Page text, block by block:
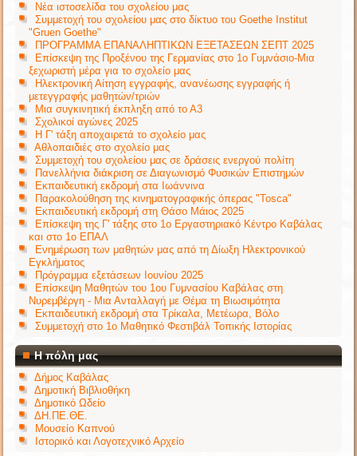
Νέα ιστοσελίδα του σχολείου μας
Συμμετοχή του σχολείου μας στο δίκτυο του Goethe Institut
"Gruen Goethe"
ΠΡΟΓΡΑΜΜΑ ΕΠΑΝΑΛΗΠΤΙΚΩΝ ΕΞΕΤΑΣΕΩΝ ΣΕΠΤ 2025
Επίσκεψη της Προξένου της Γερμανίας στο 1ο Γυμνάσιο-Μια
ξεχωριστή μέρα για το σχολείο μας
Ηλεκτρονική Αίτηση εγγραφής, ανανέωσης εγγραφής ή
μετεγγραφής μαθητών/τριών
Μια συγκινητική έκπληξη από το Α3
Σχολικοί αγώνες 2025
Η Γ' τάξη αποχαιρετά το σχολείο μας
Αθλοπαιδιές στο σχολείο μας
Συμμετοχή του σχολείου μας σε δράσεις ενεργού πολίτη
Πανελλήνια διάκριση σε Διαγωνισμό Φυσικών Επιστημών
Εκπαιδευτική εκδρομή στα Ιωάννινα
Παρακολούθηση της κινηματογραφικής όπερας "Tosca"
Εκπαιδευτική εκδρομή στη Θάσο Μάιος 2025
Επίσκεψη της Γ' τάξης στο 1ο Εργαστηριακό Κέντρο Καβάλας
και στο 1ο ΕΠΑΛ
Ενημέρωση των μαθητών μας από τη Δίωξη Ηλεκτρονικού
Εγκλήματος
Πρόγραμμα εξετάσεων Ιουνίου 2025
Επίσκεψη Μαθητών του 1ου Γυμνασίου Καβάλας στη
Νυρεμβέργη - Μια Ανταλλαγή με Θέμα τη Βιωσιμότητα
Εκπαιδευτική εκδρομή στα Τρίκαλα, Μετέωρα, Βόλο
Συμμετοχή στο 1ο Μαθητικό Φεστιβάλ Τοπικής Ιστορίας
Η πόλη μας
Δήμος Καβάλας
Δημοτική Βιβλιοθήκη
Δημοτικό Ωδείο
ΔΗ.ΠΕ.ΘΕ.
Μουσείο Καπνού
Ιστορικό και Λογοτεχνικό Αρχείο